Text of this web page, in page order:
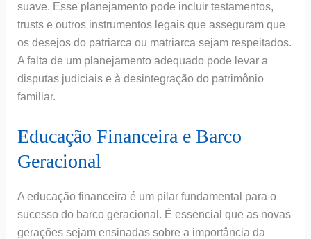
suave. Esse planejamento pode incluir testamentos,
trusts e outros instrumentos legais que asseguram que
os desejos do patriarca ou matriarca sejam respeitados.
A falta de um planejamento adequado pode levar a
disputas judiciais e à desintegração do patrimônio
familiar.
Educação Financeira e Barco
Geracional
A educação financeira é um pilar fundamental para o
sucesso do barco geracional. É essencial que as novas
gerações sejam ensinadas sobre a importância da